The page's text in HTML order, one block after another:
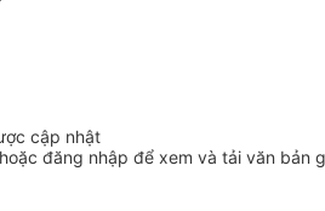
cập nhật
đăng nhập để xem và tải văn bản